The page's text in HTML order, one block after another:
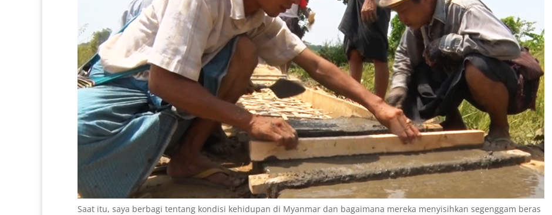
Saat itu, saya berbagi tentang kondisi kehidupan di Myanmar dan bagaimana mereka menyisihkan segenggam beras